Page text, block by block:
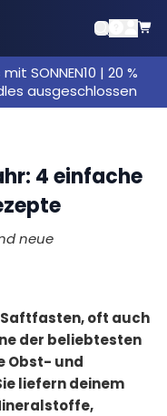
SONNEN10 | 20 %
ausgeschlossen
4 einfache
neue
Saftfasten, oft auch
der beliebtesten
Obst- und
liefern deinem
eigentlich hinter
kaufen?